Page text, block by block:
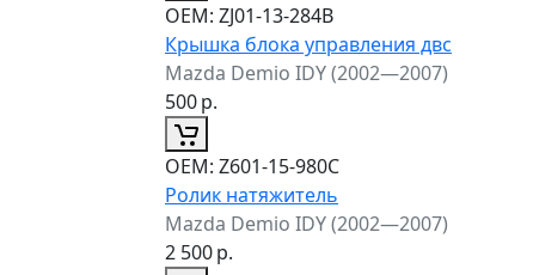
ОЕМ: ZJ01-13-284B
Крышка блока управления двс
Mazda Demio IDY (2002—2007)
500р.
ОЕМ: Z601-15-980C
Ролик натяжитель
Mazda Demio IDY (2002—2007)
2 500р.